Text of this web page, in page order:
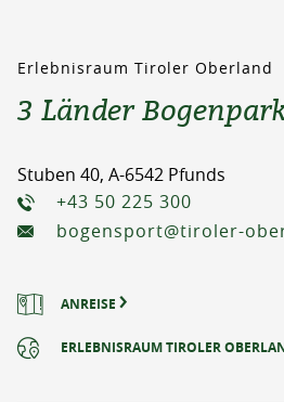
Erlebnisraum Tiroler Oberland
3 Länder
Stuben 40, A-6542 Pfunds
+43 50 225 300
bogensport@tiroler-
ANREISE
ERLEBNISRAUM TIROLER